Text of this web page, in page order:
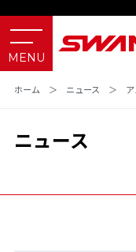
ホーム ＞ ニュース ＞
ニュース